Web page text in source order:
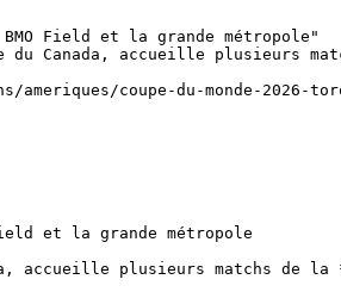
Field et la grande métropole"
accueille plusieurs
coupe-du-monde-2026-
et la grande métropole
plusieurs matchs de la